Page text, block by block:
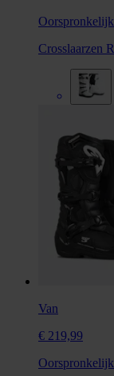
Crosslaarzen
Van
€ 219,99